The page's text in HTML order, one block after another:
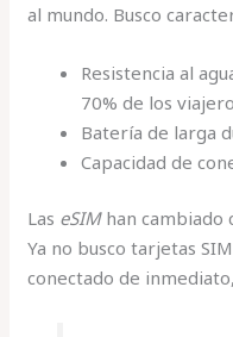
al mundo. Busco
Resistencia al
70% de los
Batería de larga
Capacidad de
Las eSIMhan cambiado
Ya no busco tarjetas
conectado de